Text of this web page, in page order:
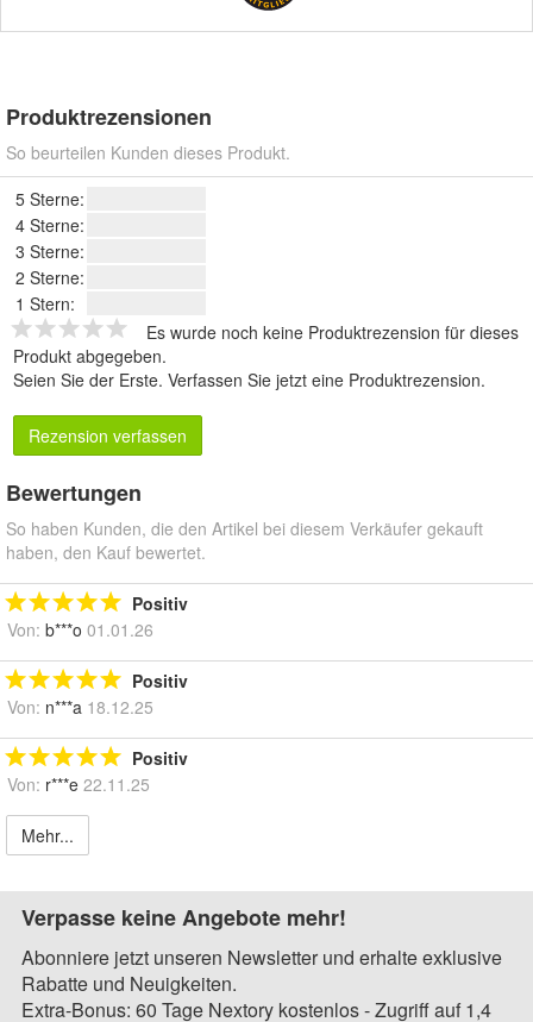
Produktrezensionen
So beurteilen Kunden dieses Produkt.
5 Sterne:
4 Sterne:
3 Sterne:
2 Sterne:
1 Stern:
Es wurde noch keine Produktrezension für dieses
Produkt abgegeben.
Seien Sie der Erste. Verfassen Sie jetzt eine Produktrezension.
Rezension verfassen
Bewertungen
So haben Kunden, die den Artikel bei diesem Verkäufer gekauft
haben, den Kauf bewertet.
Positiv
Von: b***o 01.01.26
Positiv
Von: n***a 18.12.25
Positiv
Von: r***e 22.11.25
Mehr...
Verpasse keine Angebote mehr!
Abonniere jetzt unseren Newsletter und erhalte exklusive
Rabatte und Neuigkeiten.
Extra-Bonus: 60 Tage Nextory kostenlos - Zugriff auf 1,4